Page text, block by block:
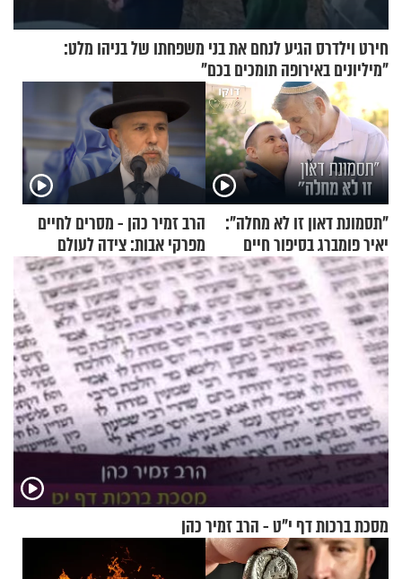
חירט וילדרס הגיע לנחם את בני משפחתו של בניהו מלט:
"מיליונים באירופה תומכים בכם"
"תסמונת דאון זו לא מחלה":
יאיר פומברג בסיפור חיים
מעורר השראה
הרב זמיר כהן - מסרים לחיים
מפרקי אבות: צידה לעולם
האמת
מסכת ברכות דף י"ט - הרב זמיר כהן